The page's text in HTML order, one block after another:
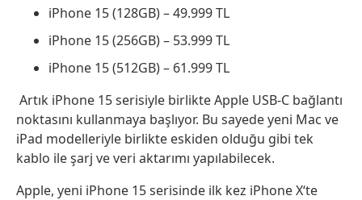
iPhone 15 (128GB) – 49.999 TL
iPhone 15 (256GB) – 53.999 TL
iPhone 15 (512GB) – 61.999 TL
Artık iPhone 15 serisiyle birlikte Apple USB-C bağlantı
noktasını kullanmaya başlıyor. Bu sayede yeni Mac ve
iPad modelleriyle birlikte eskiden olduğu gibi tek
kablo ile şarj ve veri aktarımı yapılabilecek.
Apple, yeni iPhone 15 serisinde ilk kez iPhone X‘te